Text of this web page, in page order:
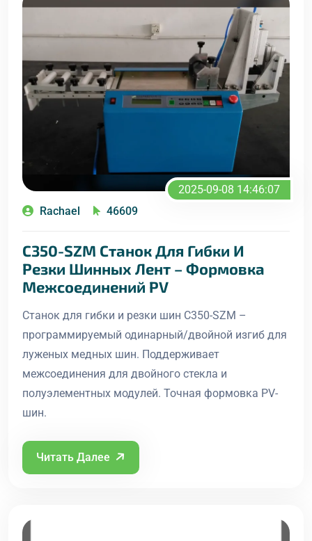
2025-09-08 14:46:07
Rachael
46609
C350-SZM Станок Для Гибки И
Резки Шинных Лент – Формовка
Межсоединений PV
Станок для гибки и резки шин C350-SZM –
программируемый одинарный/двойной изгиб для
луженых медных шин. Поддерживает
межсоединения для двойного стекла и
полуэлементных модулей. Точная формовка PV-
шин.
Читать Далее